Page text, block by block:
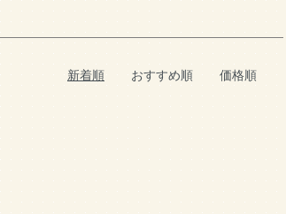
新着順 おすすめ順 価格順